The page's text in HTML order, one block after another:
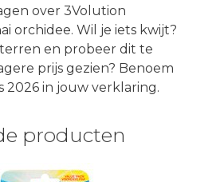
over 3Volution
orchidee. Wil je iets kwijt?
en probeer dit te
prijs gezien? Benoem
2026 in jouw verklaring.
producten